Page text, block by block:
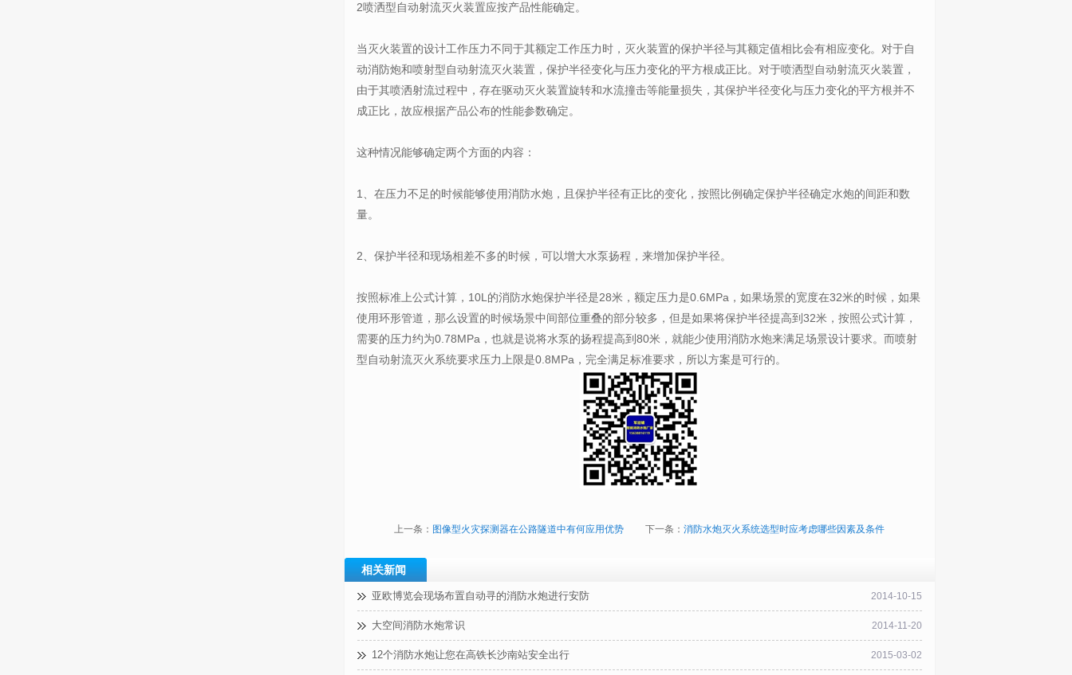
2喷洒型自动射流灭火装置应按产品性能确定。
当灭火装置的设计工作压力不同于其额定工作压力时，灭火装置的保护半径与其额定值相比会有相应变化。对于自
动消防炮和喷射型自动射流灭火装置，保护半径变化与压力变化的平方根成正比。对于喷洒型自动射流灭火装置，
由于其喷洒射流过程中，存在驱动灭火装置旋转和水流撞击等能量损失，其保护半径变化与压力变化的平方根并不
成正比，故应根据产品公布的性能参数确定。
这种情况能够确定两个方面的内容：
1、在压力不足的时候能够使用消防水炮，且保护半径有正比的变化，按照比例确定保护半径确定水炮的间距和数
量。
2、保护半径和现场相差不多的时候，可以增大水泵扬程，来增加保护半径。
按照标准上公式计算，10L的消防水炮保护半径是28米，额定压力是0.6MPa，如果场景的宽度在32米的时候，如果
使用环形管道，那么设置的时候场景中间部位重叠的部分较多，但是如果将保护半径提高到32米，按照公式计算，
需要的压力约为0.78MPa，也就是说将水泵的扬程提高到80米，就能少使用消防水炮来满足场景设计要求。而喷射
型自动射流灭火系统要求压力上限是0.8MPa，完全满足标准要求，所以方案是可行的。
上一条： 图像型火灾探测器在公路隧道中有何应用优势 下一条： 消防水炮灭火系统选型时应考虑哪些因素及条件
相关新闻
2014-10-15
亚欧博览会现场布置自动寻的消防水炮进行安防
2014-11-20
大空间消防水炮常识
2015-03-02
12个消防水炮让您在高铁长沙南站安全出行